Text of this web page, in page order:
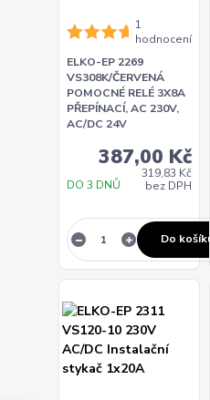
1
hodnocení
ELKO-EP 2269
VS308K/ČERVENÁ
POMOCNÉ RELÉ 3X8A
PŘEPÍNACÍ, AC 230V,
AC/DC 24V
387,00 Kč
319,83 Kč
bez DPH
DO 3 DNŮ
Do košíku